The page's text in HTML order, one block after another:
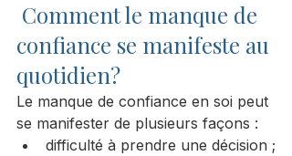
confiance se manifeste au
quotidien?
Le manque de confiance en soi peut
se manifester de plusieurs façons :
difficulté à prendre une décision ;